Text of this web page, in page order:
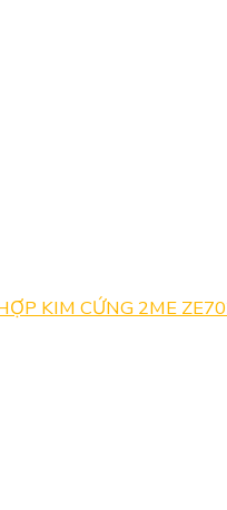
KIM CỨNG 2ME